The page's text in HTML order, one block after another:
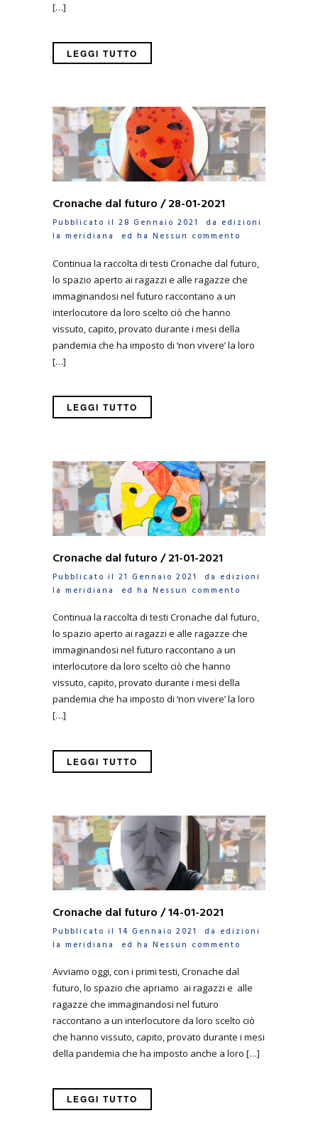
[…]
LEGGI TUTTO
Cronache dal futuro / 28-01-2021
Pubblicato il 28 Gennaio 2021 da edizioni
la meridiana
ed ha Nessun commento
Continua la raccolta di testi Cronache dal futuro,
lo spazio aperto ai ragazzi e alle ragazze che
immaginandosi nel futuro raccontano a un
interlocutore da loro scelto ciò che hanno
vissuto, capito, provato durante i mesi della
pandemia che ha imposto di ‘non vivere’ la loro
[…]
LEGGI TUTTO
Cronache dal futuro / 21-01-2021
Pubblicato il 21 Gennaio 2021 da edizioni
la meridiana
ed ha Nessun commento
Continua la raccolta di testi Cronache dal futuro,
lo spazio aperto ai ragazzi e alle ragazze che
immaginandosi nel futuro raccontano a un
interlocutore da loro scelto ciò che hanno
vissuto, capito, provato durante i mesi della
pandemia che ha imposto di ‘non vivere’ la loro
[…]
LEGGI TUTTO
Cronache dal futuro / 14-01-2021
Pubblicato il 14 Gennaio 2021 da edizioni
la meridiana
ed ha Nessun commento
Avviamo oggi, con i primi testi, Cronache dal
futuro, lo spazio che apriamo ai ragazzi e alle
ragazze che immaginandosi nel futuro
raccontano a un interlocutore da loro scelto ciò
che hanno vissuto, capito, provato durante i mesi
della pandemia che ha imposto anche a loro […]
LEGGI TUTTO